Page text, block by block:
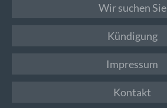
Wir suchen Sie
Kündigung
Impressum
Kontakt